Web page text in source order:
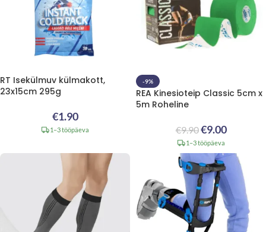
RT Isekülmuv külmakott,
23x15cm 295g
€1.90
1–3 tööpäeva
-9%
REA Kinesioteip Classic 5cm x
5m Roheline
€9.90€9.00
1–3 tööpäeva